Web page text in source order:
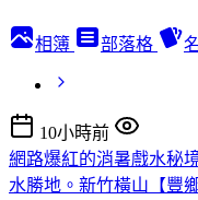
相簿 部落格
10小時前
網路爆紅的消暑戲水秘
水勝地。新竹橫山【豐